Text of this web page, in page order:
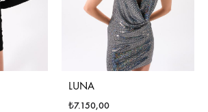
LUNA
₺7.150,00